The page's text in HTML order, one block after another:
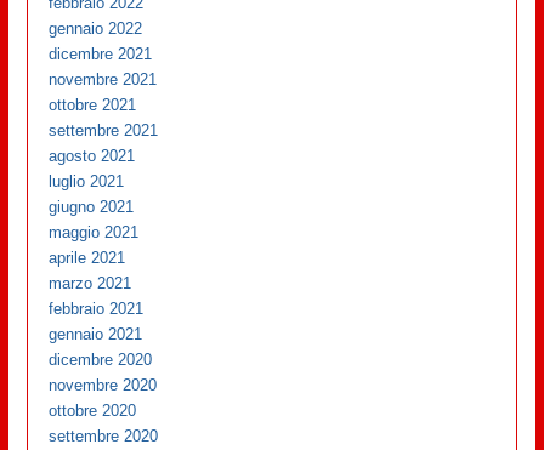
gennaio 2022
dicembre 2021
novembre 2021
ottobre 2021
settembre 2021
agosto 2021
luglio 2021
giugno 2021
maggio 2021
aprile 2021
marzo 2021
febbraio 2021
gennaio 2021
dicembre 2020
novembre 2020
ottobre 2020
settembre 2020